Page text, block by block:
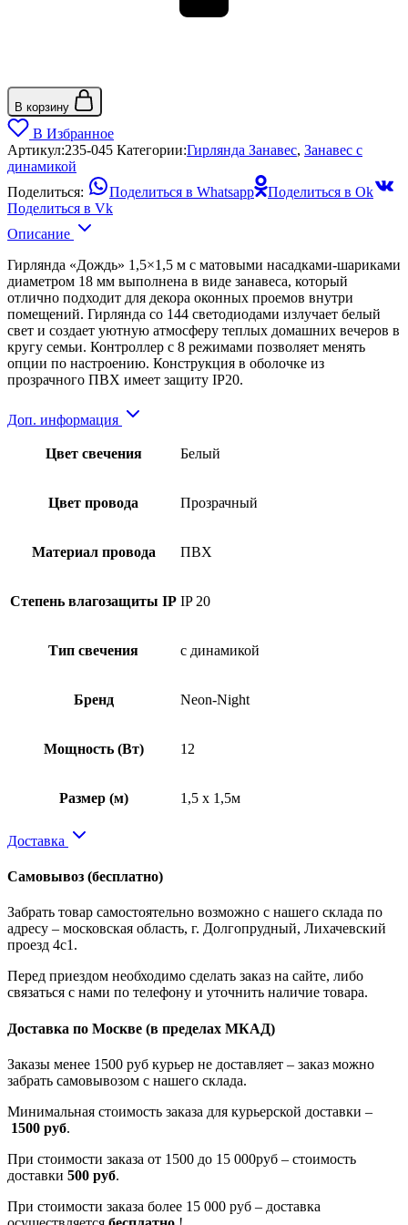
В корзину
В Избранное
Артикул:235-045 Категории:Гирлянда Занавес, Занавес с
динамикой
Поделиться:
Поделиться в Whatsapp
Поделиться в Ok
Поделиться в Vk
Описание
Гирлянда «Дождь» 1,5×1,5 м с матовыми насадками-шариками
диаметром 18 мм выполнена в виде занавеса, который
отлично подходит для декора оконных проемов внутри
помещений. Гирлянда со 144 светодиодами излучает белый
свет и создает уютную атмосферу теплых домашних вечеров в
кругу семьи. Контроллер с 8 режимами позволяет менять
опции по настроению. Конструкция в оболочке из
прозрачного ПВХ имеет защиту IP20.
Доп. информация
Цвет свечения Белый
Цвет провода Прозрачный
Материал провода ПВХ
Степень влагозащиты IP IP 20
Тип свечения с динамикой
Бренд Neon-Night
Мощность (Вт) 12
Размер (м) 1,5 x 1,5м
Доставка
Самовывоз (бесплатно)
Забрать товар самостоятельно возможно с нашего склада по
адресу – московская область, г. Долгопрудный, Лихачевский
проезд 4с1.
Перед приездом необходимо сделать заказ на сайте, либо
связаться с нами по телефону и уточнить наличие товара.
Доставка по Москве (в пределах МКАД)
Заказы менее 1500 руб курьер не доставляет – заказ можно
забрать самовывозом с нашего склада.
Минимальная стоимость заказа для курьерской доставки –
1500 руб.
При стоимости заказа от 1500 до 15 000руб – стоимость
доставки 500 руб.
При стоимости заказа более 15 000 руб – доставка